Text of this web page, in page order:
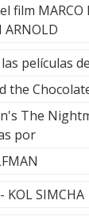
film
ARNOLD
películas
the
The
por
KOL SIMCHA